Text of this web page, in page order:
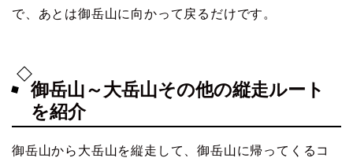
で、あとは御岳山に向かって戻るだけです。
御岳山～大岳山その他の縦走ルート
を紹介
御岳山から大岳山を縦走して、御岳山に帰ってくるコ